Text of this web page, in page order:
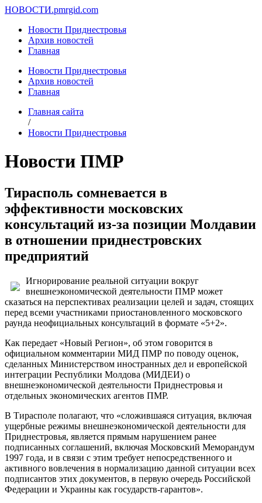
НОВОСТИ.pmrgid.com
Новости Приднестровья
Архив новостей
Главная
Новости Приднестровья
Архив новостей
Главная
Главная сайта
/
Новости Приднестровья
Новости ПМР
Тирасполь сомневается в
эффективности московских
консультаций из-за позиции Молдавии
в отношении приднестровских
предприятий
Игнорирование реальной ситуации вокруг
внешнеэкономической деятельности ПМР может
сказаться на перспективах реализации целей и задач, стоящих
перед всеми участниками приостановленного московского
раунда неофициальных консультаций в формате «5+2».
Как передает «Новый Регион», об этом говорится в
официальном комментарии МИД ПМР по поводу оценок,
сделанных Министерством иностранных дел и европейской
интеграции Республики Молдова (МИДЕИ) о
внешнеэкономической деятельности Приднестровья и
отдельных экономических агентов ПМР.
В Тирасполе полагают, что «сложившаяся ситуация, включая
ущербные режимы внешнеэкономической деятельности для
Приднестровья, является прямым нарушением ранее
подписанных соглашений, включая Московский Меморандум
1997 года, и в связи с этим требует непосредственного и
активного вовлечения в нормализацию данной ситуации всех
подписантов этих документов, в первую очередь Российской
Федерации и Украины как государств-гарантов».